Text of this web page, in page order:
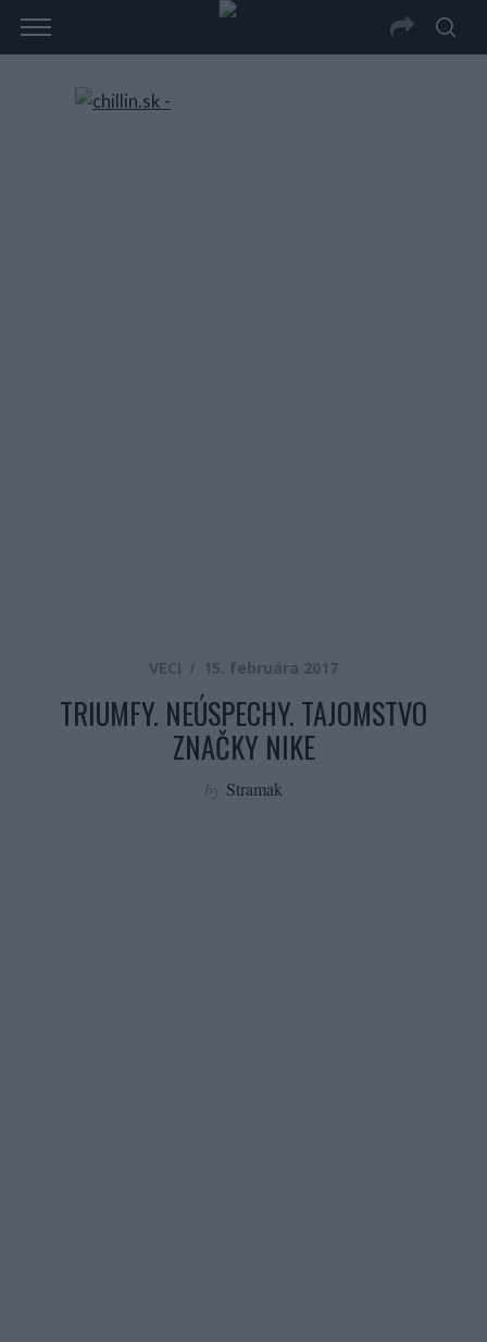
VECI 15. februára 2017
TRIUMFY. NEÚSPECHY. TAJOMSTVO
ZNAČKY NIKE
by Stramak